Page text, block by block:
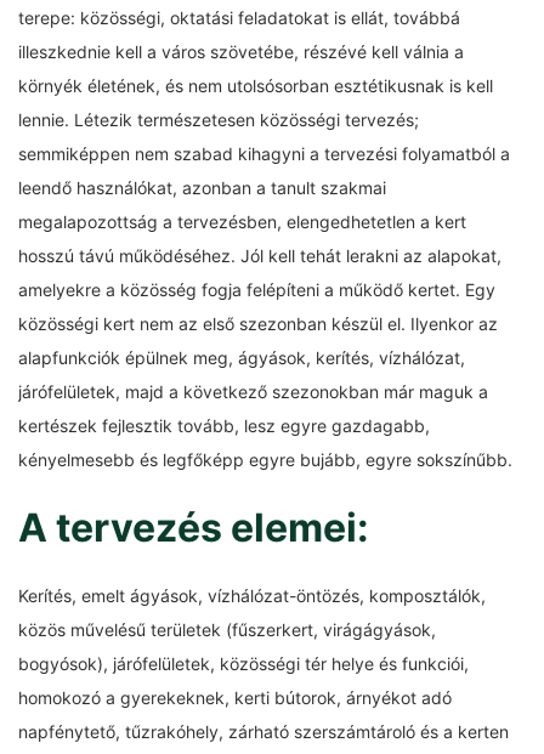
terepe: közösségi, oktatási feladatokat is ellát, továbbá
illeszkednie kell a város szövetébe, részévé kell válnia a
környék életének, és nem utolsósorban esztétikusnak is kell
lennie. Létezik természetesen közösségi tervezés;
semmiképpen nem szabad kihagyni a tervezési folyamatból a
leendő használókat, azonban a tanult szakmai
megalapozottság a tervezésben, elengedhetetlen a kert
hosszú távú működéséhez. Jól kell tehát lerakni az alapokat,
amelyekre a közösség fogja felépíteni a működő kertet. Egy
közösségi kert nem az első szezonban készül el. Ilyenkor az
alapfunkciók épülnek meg, ágyások, kerítés, vízhálózat,
járófelületek, majd a következő szezonokban már maguk a
kertészek fejlesztik tovább, lesz egyre gazdagabb,
kényelmesebb és legfőképp egyre bujább, egyre sokszínűbb.
A tervezés elemei:
Kerítés, emelt ágyások, vízhálózat-öntözés, komposztálók,
közös művelésű területek (fűszerkert, virágágyások,
bogyósok), járófelületek, közösségi tér helye és funkciói,
homokozó a gyerekeknek, kerti bútorok, árnyékot adó
napfénytető, tűzrakóhely, zárható szerszámtároló és a kerten